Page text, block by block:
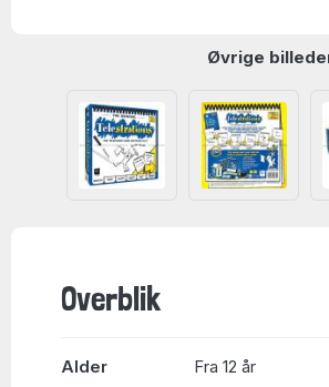
Øvrige
Overblik
Alder
Fra 12 år